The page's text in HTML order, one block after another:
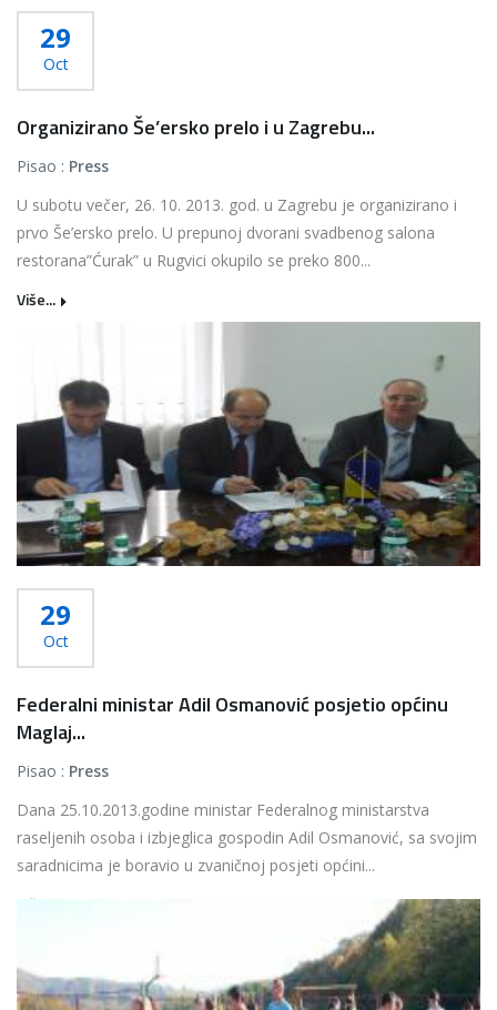
29
Oct
Organizirano Še’ersko prelo i u Zagrebu...
Pisao : Press
U subotu večer, 26. 10. 2013. god. u Zagrebu je organizirano i
prvo Še’ersko prelo. U prepunoj dvorani svadbenog salona
restorana”Ćurak” u Rugvici okupilo se preko 800...
Više...
29
Oct
Federalni ministar Adil Osmanović posjetio općinu
Maglaj...
Pisao : Press
Dana 25.10.2013.godine ministar Federalnog ministarstva
raseljenih osoba i izbjeglica gospodin Adil Osmanović, sa svojim
saradnicima je boravio u zvaničnoj posjeti općini...
Više...